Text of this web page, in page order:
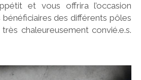
et vous offrira l’occasion
bénéficiaires des différents pôles
chaleureusement convié.e.s.